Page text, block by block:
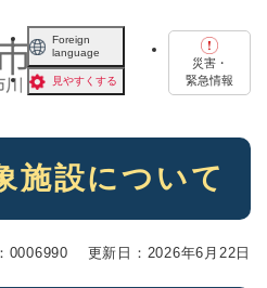
Foreign
language
見やすくする
災害・
緊急情報
施設について
0006990 更新日：2026年6月22日